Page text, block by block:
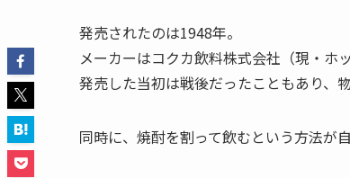
発売されたのは1948年。
メーカーはコクカ飲料株式会社（現・ホ
発売した当初は戦後だったこともあり、
同時に、 焼酎を割って飲むという方法が